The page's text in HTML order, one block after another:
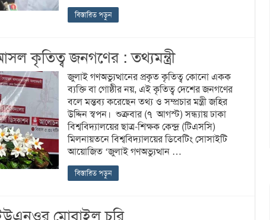
বিস্তারিত পড়ুন
কৃতিত্ব জনগণের : তথ্যমন্ত্রী
জুলাই গণঅভ্যুত্থানের প্রকৃত কৃতিত্ব কোনো একক
ব্যক্তি বা গোষ্ঠীর নয়, এই কৃতিত্ব দেশের জনগণের
বলে মন্তব্য করেছেন তথ্য ও সম্প্রচার মন্ত্রী জহির
উদ্দিন স্বপন। শুক্রবার (৭ আগস্ট) সন্ধ্যায় ঢাকা
বিশ্ববিদ্যালয়ের ছাত্র-শিক্ষক কেন্দ্র (টিএসসি)
মিলনায়তনে বিশ্ববিদ্যালয়ের ডিবেটিং সোসাইটি
আয়োজিত ‘জুলাই গণঅভ্যুত্থান …
বিস্তারিত পড়ুন
মোবাইল চুরি